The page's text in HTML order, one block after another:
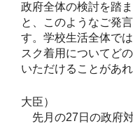
政府全体の検討を踏
と、このようなご発
す。学校生活全体で
スク着用についてど
いただけることがあ
大臣）
先月の27日の政府